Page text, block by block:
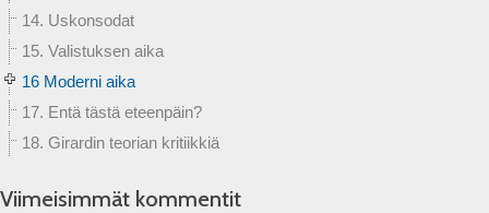
14. Uskonsodat
15. Valistuksen aika
16 Moderni aika
17. Entä tästä eteenpäin?
18. Girardin teorian kritiikkiä
Viimeisimmät kommentit